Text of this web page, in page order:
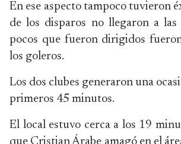
En ese aspecto tampoco tuvieron
de los disparos no llegaron a
pocos que fueron dirigidos
los goleros.
Los dos clubes generaron una
primeros 45 minutos.
El local estuvo cerca a los 19
que Cristian Árabe amagó en el